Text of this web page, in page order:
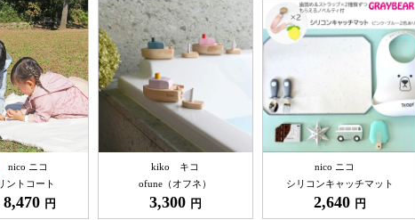
nico ニコ
ントコート
8,470 円
kiko キコ
ofune（オフネ）
3,300 円
nico ニコ
シリコンキャッチマット
2,640 円